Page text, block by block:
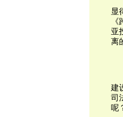
显
亚
离
建
司
呢